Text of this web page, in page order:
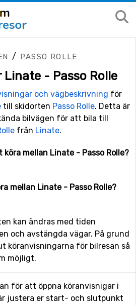
/ PASSO ROLLE
- Passo Rolle
och vägbeskrivning för
till skidorten Passo Rolle. Detta är
bilvägen för att bila till
från Linate.
mellan Linate - Passo Rolle?
mellan Linate - Passo Rolle?
kan ändras med tiden
och avstängda vägar. På grund
köranvisningarna för bilresan så
möjligt.
för att öppna köranvisnigar i
justera er start- och slutpunkt